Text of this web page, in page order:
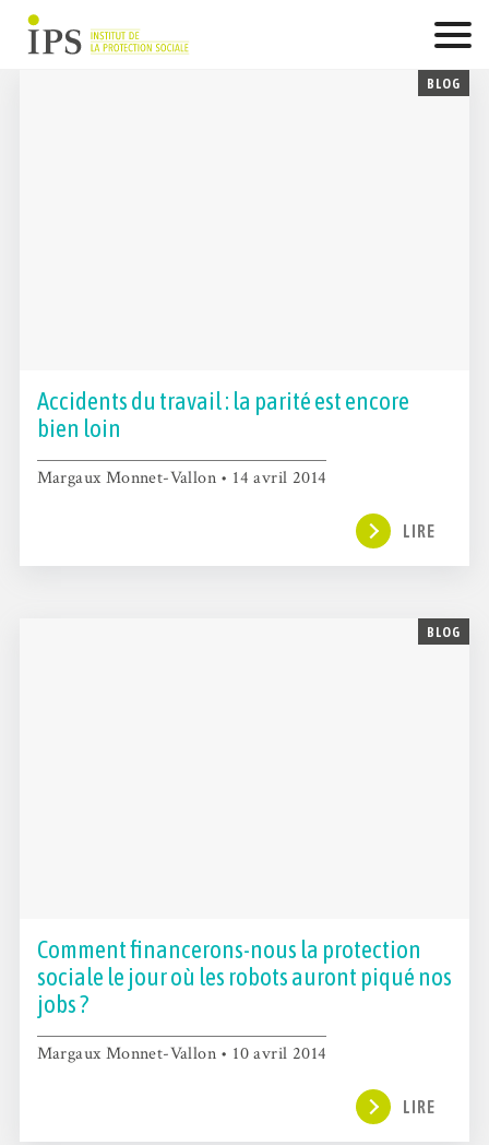
BLOG
Accidents du travail : la parité est encore
bien loin
Margaux Monnet-Vallon • 14 avril 2014
LIRE
BLOG
Comment financerons-nous la protection
sociale le jour où les robots auront piqué nos
jobs ?
Margaux Monnet-Vallon • 10 avril 2014
LIRE